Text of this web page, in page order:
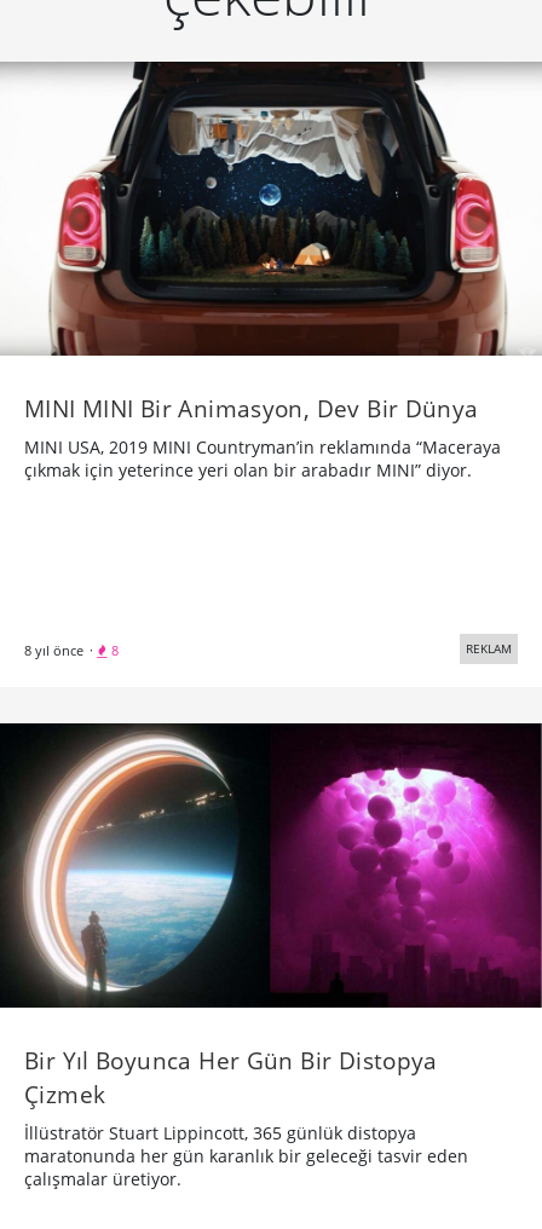
MINI MINI Bir Animasyon, Dev Bir Dünya
MINI USA, 2019 MINI Countryman’in reklamında “Maceraya
çıkmak için yeterince yeri olan bir arabadır MINI” diyor.
8 yıl önce · 8 REKLAM
Bir Yıl Boyunca Her Gün Bir Distopya
Çizmek
İllüstratör Stuart Lippincott, 365 günlük distopya
maratonunda her gün karanlık bir geleceği tasvir eden
çalışmalar üretiyor.